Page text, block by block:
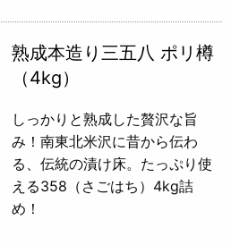
熟成本造り三五八 ポリ樽
（4kg）
しっかりと熟成した贅沢な旨
み！南東北米沢に昔から伝わ
る、伝統の漬け床。たっぷり使
える358（さごはち）4kg詰
め！